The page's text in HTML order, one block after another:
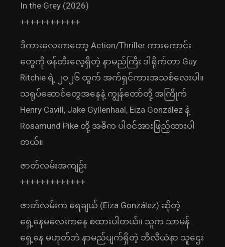
In the Grey (2026)
++++++++++++
ဒီကားလေးကတော့ Action/Thriller ကားကောင်း
တွေကို ဖန်တီးလေ့ရှိတဲ့ နာမည်ကြီး ဒါရိုက်တာ Guy
Ritchie ရဲ့ ၂၀၂၆ ထွက် အက်ရှင်ကားအသစ်လေးပါ။
သရုပ်ဆောင်တွေအနေနဲ့ ကျွန်တော်တို့ အကြိုက်
Henry Cavill, Jake Gyllenhaal, Eiza González နဲ့
Rosamund Pike တို့ အဓိက ပါဝင်အားဖြည့်ထားပါ
တယ်။
ဇာတ်လမ်းအကျဉ်း
+++++++++++++
ဇာတ်လမ်းက ရေချယ် (Eiza González) ဆိုတဲ့
ရှေ့နေမလေးကနေ စထားပါတယ်။ သူက သာမန်
ရှေ့နေ မဟုတ်ဘဲ နာမည်ပျက်ရှိတဲ့ ဘီလီယံနာ သူဌေး